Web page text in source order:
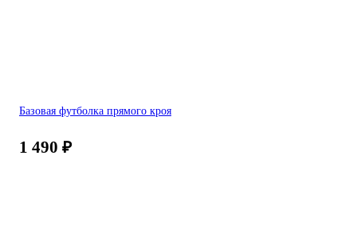
Базовая футболка прямого кроя
1 490 ₽